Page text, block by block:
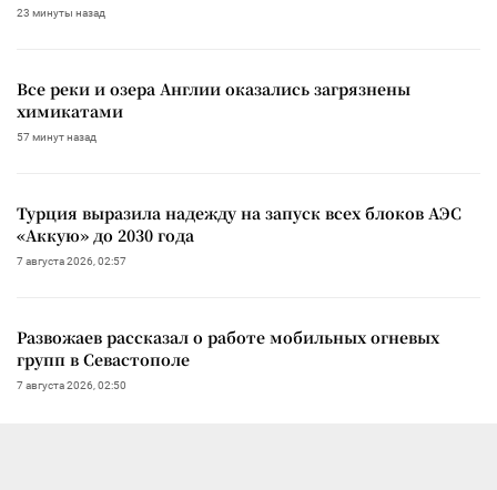
23 минуты назад
Все реки и озера Англии оказались загрязнены
химикатами
57 минут назад
Турция выразила надежду на запуск всех блоков АЭС
«Аккую» до 2030 года
7 августа 2026, 02:57
Развожаев рассказал о работе мобильных огневых
групп в Севастополе
7 августа 2026, 02:50